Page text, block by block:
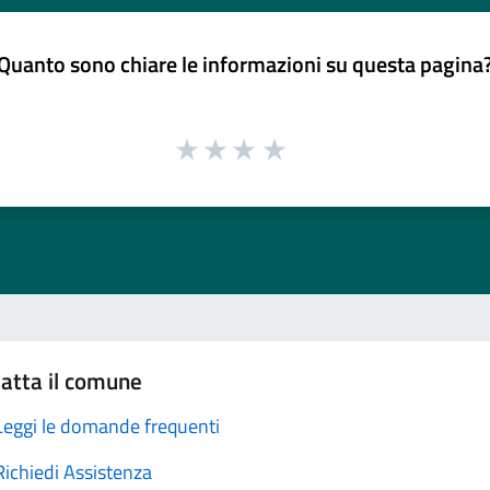
sono chiare le informazioni su questa
il comune
le domande frequenti
Assistenza